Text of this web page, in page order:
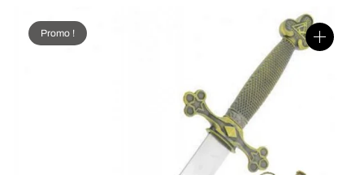
Promo !